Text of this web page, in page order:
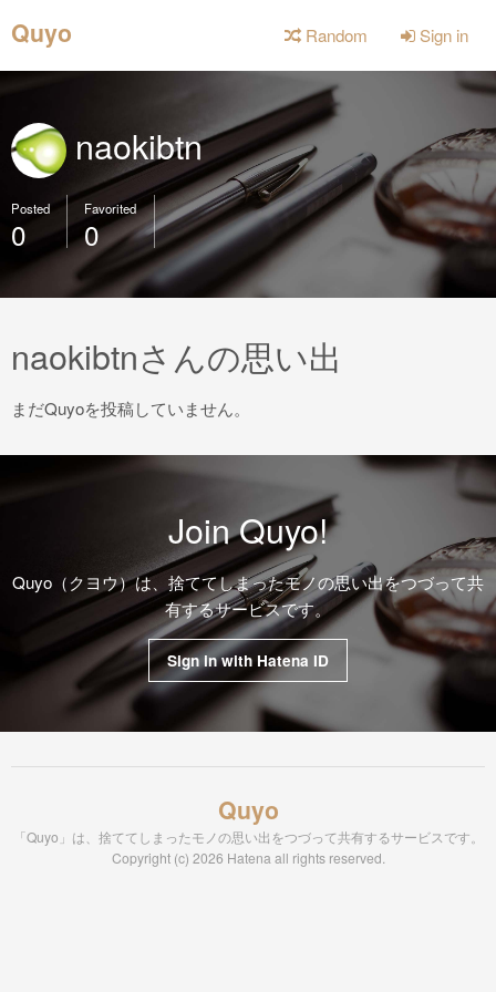
Quyo Random Sign in
naokibtn
Posted
0
Favorited
0
naokibtnさんの思い出
まだQuyoを投稿していません。
Join Quyo!
Quyo（クヨウ）は、捨ててしまったモノの思い出をつづって共
有するサービスです。
Sign in with Hatena ID
Quyo
「Quyo」は、捨ててしまったモノの思い出をつづって共有するサービスです。
Copyright (c) 2026 Hatena all rights reserved.